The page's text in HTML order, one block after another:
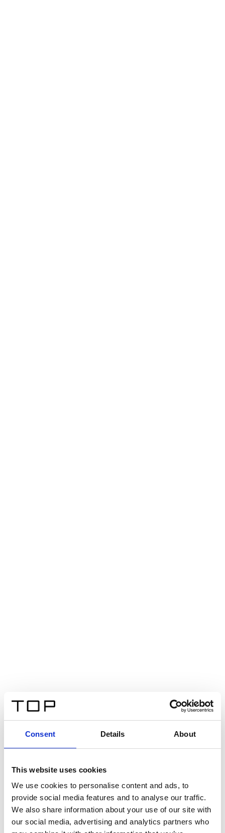
Consent Details About
This website uses cookies
We use cookies to personalise content and ads, to
provide social media features and to analyse our traffic.
We also share information about your use of our site with
our social media, advertising and analytics partners who